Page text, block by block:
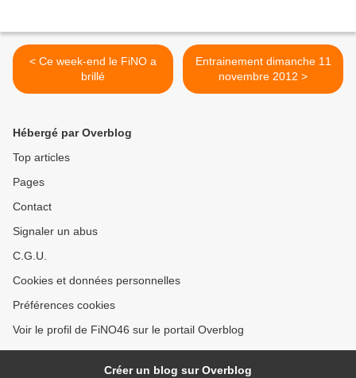
< Ce week-end le FiNO a
brillé
Entrainement dimanche 11
novembre 2012 >
Hébergé par Overblog
Top articles
Pages
Contact
Signaler un abus
C.G.U.
Cookies et données personnelles
Préférences cookies
Voir le profil de FiNO46 sur le portail Overblog
Créer un blog sur Overblog